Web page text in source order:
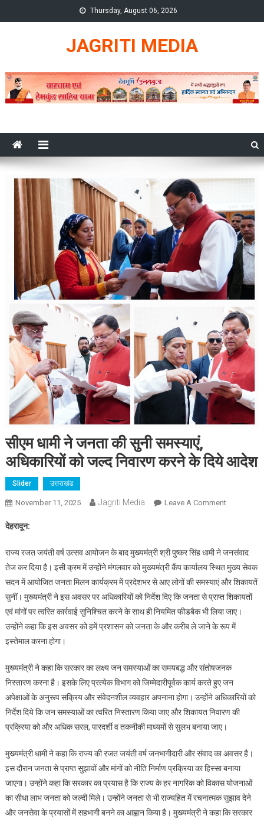
to
Thursday, August 06, 2026
JAGRITI MEDIA
सीएम धामी ने जनता की सुनी समस्याएं,
अधिकारियों को जल्द निवारण करने के दिये आदेश
Slider उत्तराखंड
November 11, 2025 Jagriti Media Leave A CommentOn
जनता
की
सुनी
समस्याएं,
अधिकारियों
को
करने
के
दिये
आदेश
देहरादून:
राज्य रजत जयंती वर्ष उत्सव आयोजन के बाद मुख्यमंत्री श्री पुष्कर सिंह धामी ने जनसंवाद
तेज कर दिया है। इसी क्रम में उन्होंने मंगलवार को मुख्यमंत्री कैंप कार्यालय स्थित मुख्य सेवक
सदन में आयोजित जनता मिलन कार्यक्रम में प्रदेशभर से आए लोगों की समस्याएं और शिकायतें
सुनीं। मुख्यमंत्री ने इस अवसर पर अधिकारियों को निर्देश दिए कि जनता से प्राप्त शिकायतों
एवं मांगों पर त्वरित कार्रवाई सुनिश्चित करने के साथ ही नियमित फीडबैक भी लिया जाए।
उन्होंने कहा कि इस अवसर को हमें प्रशासन को जनता के और करीब ले जाने के रूप में
इस्तेमाल करना होगा।
मुख्यमंत्री ने कहा कि सरकार का लक्ष्य जन समस्याओं का समयबद्ध और संतोषजनक
निस्तारण करना है। इसके लिए प्रत्येक विभाग को जिम्मेदारीपूर्वक कार्य करते हुए जन
अपेक्षाओं के अनुरूप सक्रिय और संवेदनशील व्यवहार अपनाना होगा। उन्होंने अधिकारियों को
निर्देश दिये कि जन समस्याओं का त्वरित निस्तारण किया जाए और शिकायत निवारण की
प्रक्रिया को और अधिक सरल, पारदर्शी व तकनीकी माध्यमों से सुलभ बनाया जाए।
मुख्यमंत्री धामी ने कहा कि राज्य की रजत जयंती वर्ष जनभागीदारी और संवाद का अवसर है।
इस दौरान जनता से प्राप्त सुझावों और मांगों को नीति निर्माण प्रक्रिया का हिस्सा बनाया
जाएगा। उन्होंने कहा कि सरकार का प्रयास है कि राज्य के हर नागरिक को विकास योजनाओं
का सीधा लाभ जनता को जल्दी मिले। उन्होंने जनता से भी राज्यहित में रचनात्मक सुझाव देने
और जनसेवा के प्रयासों में सहभागी बनने का आह्वान किया है। मुख्यमंत्री ने कहा कि सरकार